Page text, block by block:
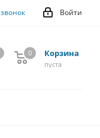
Войти
Корзина
0
пуста
0